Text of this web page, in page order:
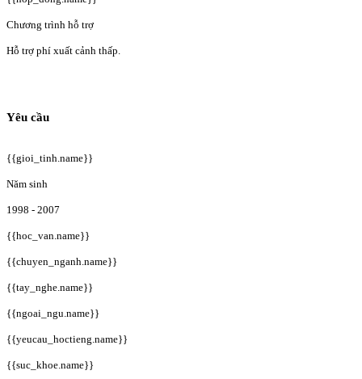
Chương trình hỗ trợ
Hỗ trợ phí xuất cảnh thấp.
Yêu cầu
{{gioi_tinh.name}}
Năm sinh
1998 - 2007
{{hoc_van.name}}
{{chuyen_nganh.name}}
{{tay_nghe.name}}
{{ngoai_ngu.name}}
{{yeucau_hoctieng.name}}
{{suc_khoe.name}}